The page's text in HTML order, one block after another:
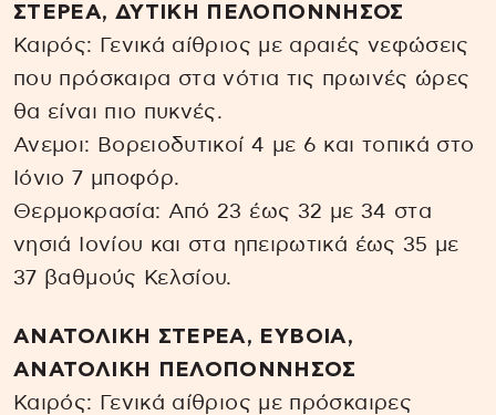
ΣΤΕΡΕΑ, ΔΥΤΙΚΗ ΠΕΛΟΠΟΝΝΗΣΟΣ
Καιρός: Γενικά αίθριος με αραιές νεφώσεις
που πρόσκαιρα στα νότια τις πρωινές ώρες
θα είναι πιο πυκνές.
Ανεμοι: Βορειοδυτικοί 4 με 6 και τοπικά στο
Ιόνιο 7 μποφόρ.
Θερμοκρασία: Από 23 έως 32 με 34 στα
νησιά Ιονίου και στα ηπειρωτικά έως 35 με
37 βαθμούς Κελσίου.
ΑΝΑΤΟΛΙΚΗ ΣΤΕΡΕΑ, ΕΥΒΟΙΑ,
ΑΝΑΤΟΛΙΚΗ ΠΕΛΟΠΟΝΝΗΣΟΣ
Καιρός: Γενικά αίθριος με πρόσκαιρες